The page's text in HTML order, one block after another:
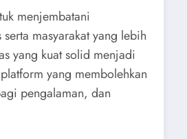
menjembatani
masyarakat yang lebih
yang kuat solid menjadi
yang membolehkan
pengalaman, dan